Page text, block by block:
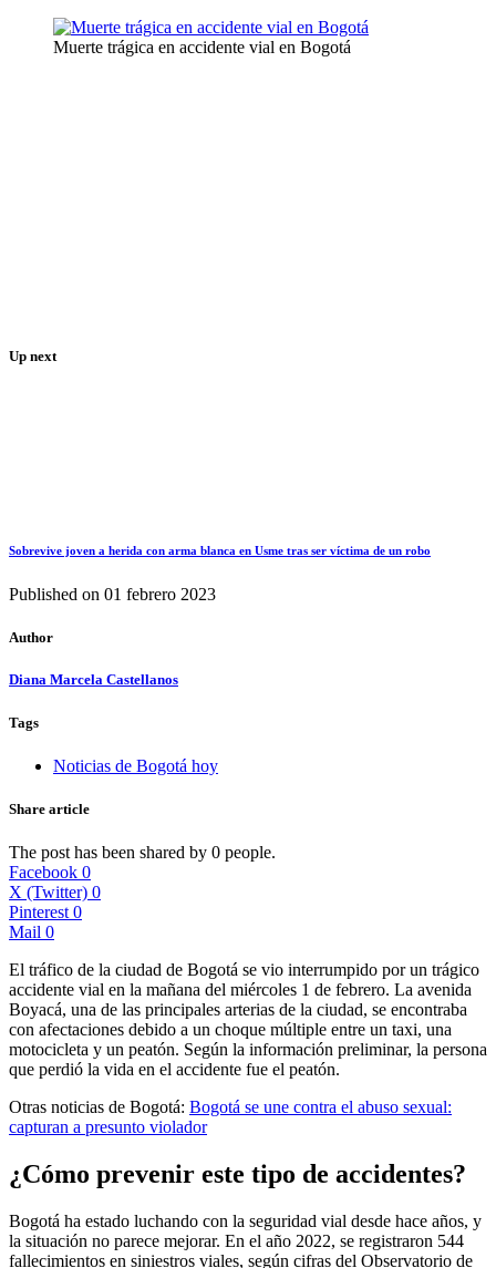
Muerte trágica en accidente vial en Bogotá
Up next
Sobrevive joven a herida con arma blanca en Usme tras ser víctima de un robo
Published on 01 febrero 2023
Author
Diana Marcela Castellanos
Tags
Noticias de Bogotá hoy
Share article
The post has been shared by 0 people.
Facebook 0
X (Twitter) 0
Pinterest 0
Mail 0
El tráfico de la ciudad de Bogotá se vio interrumpido por un trágico
accidente vial en la mañana del miércoles 1 de febrero. La avenida
Boyacá, una de las principales arterias de la ciudad, se encontraba
con afectaciones debido a un choque múltiple entre un taxi, una
motocicleta y un peatón. Según la información preliminar, la persona
que perdió la vida en el accidente fue el peatón.
Otras noticias de Bogotá: Bogotá se une contra el abuso sexual:
capturan a presunto violador
¿Cómo prevenir este tipo de accidentes?
Bogotá ha estado luchando con la seguridad vial desde hace años, y
la situación no parece mejorar. En el año 2022, se registraron 544
fallecimientos en siniestros viales, según cifras del Observatorio de